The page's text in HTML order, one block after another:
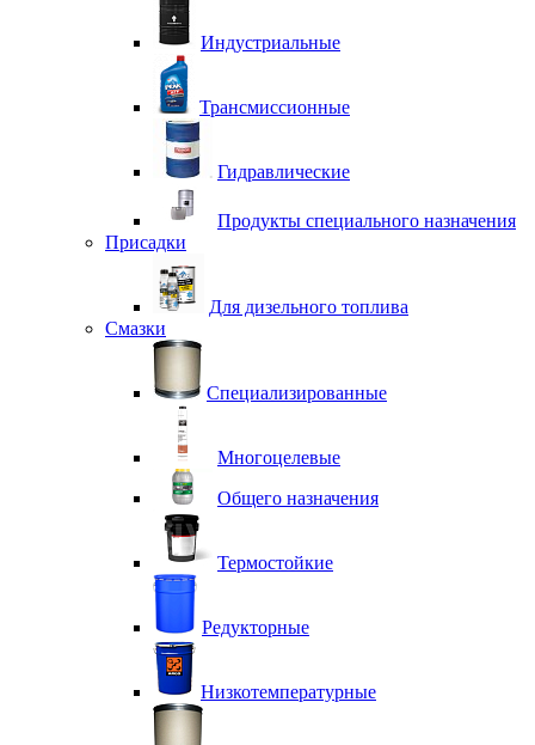
Индустриальные
Трансмиссионные
Гидравлические
Продукты специального назначения
Присадки
Для дизельного топлива
Смазки
Специализированные
Многоцелевые
Общего назначения
Термостойкие
Редукторные
Низкотемпературные